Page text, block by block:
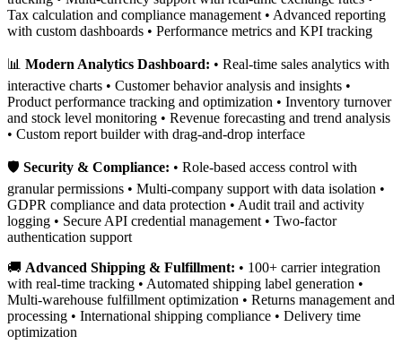
Tax calculation and compliance management • Advanced reporting
with custom dashboards • Performance metrics and KPI tracking
📊 Modern Analytics Dashboard: • Real-time sales analytics with
interactive charts • Customer behavior analysis and insights •
Product performance tracking and optimization • Inventory turnover
and stock level monitoring • Revenue forecasting and trend analysis
• Custom report builder with drag-and-drop interface
🛡️ Security & Compliance: • Role-based access control with
granular permissions • Multi-company support with data isolation •
GDPR compliance and data protection • Audit trail and activity
logging • Secure API credential management • Two-factor
authentication support
🚚 Advanced Shipping & Fulfillment: • 100+ carrier integration
with real-time tracking • Automated shipping label generation •
Multi-warehouse fulfillment optimization • Returns management and
processing • International shipping compliance • Delivery time
optimization